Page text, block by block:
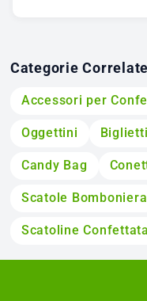
Categorie Correlate
Accessori per
Oggettini
Candy Bag
Scatole Bomboniera
Scatoline Confettata